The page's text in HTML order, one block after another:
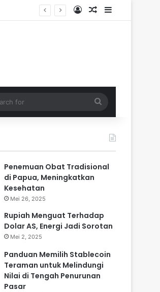
Log InRandom Article
Sidebar
for
Penemuan Obat Tradisional
di Papua, Meningkatkan
Kesehatan
Mei 26, 2025
Rupiah Menguat Terhadap
Dolar AS, Energi Jadi Sorotan
Mei 2, 2025
Panduan Memilih Stablecoin
Teraman untuk Melindungi
Nilai di Tengah Penurunan
Pasar